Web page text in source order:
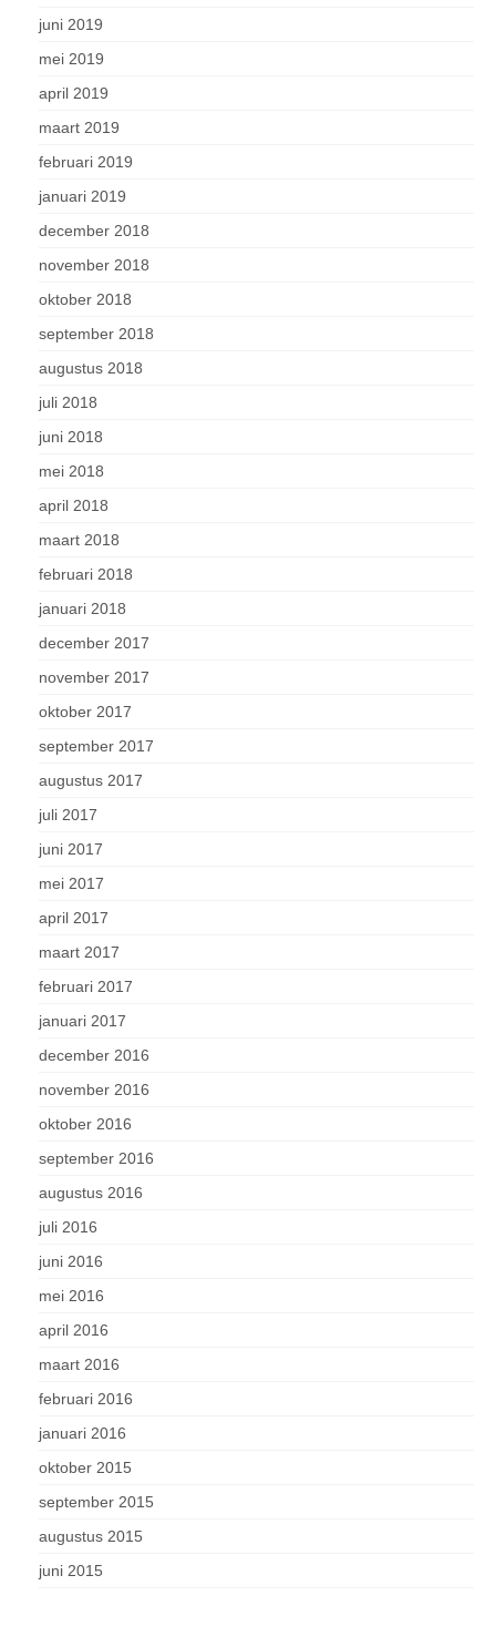
juni 2019
mei 2019
april 2019
maart 2019
februari 2019
januari 2019
december 2018
november 2018
oktober 2018
september 2018
augustus 2018
juli 2018
juni 2018
mei 2018
april 2018
maart 2018
februari 2018
januari 2018
december 2017
november 2017
oktober 2017
september 2017
augustus 2017
juli 2017
juni 2017
mei 2017
april 2017
maart 2017
februari 2017
januari 2017
december 2016
november 2016
oktober 2016
september 2016
augustus 2016
juli 2016
juni 2016
mei 2016
april 2016
maart 2016
februari 2016
januari 2016
oktober 2015
september 2015
augustus 2015
juni 2015